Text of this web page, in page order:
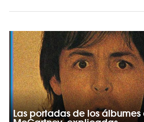
Las portadas de los álbumes